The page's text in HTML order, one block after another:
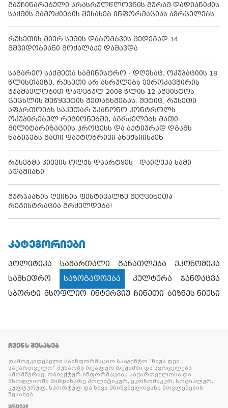
გაუჩინარებული არასრულწლოვნის გურამ დადიანიძის
საქმის გამოძიების შესახებ ინფორმაციას ავრცელებს
რუსეთის მიერ სუმის დაბომბვის შედეგად 14
მშვიდობიანი მოქალაქე დაშავდა
საგარეო საქმეთა სამინისტრო - დღესაც, ოკუპაციის 18
წლისთავზე, რუსეთი არ ასრულებს ევროკავშირის
შუამავლობით დადებულ 2008 წლის 12 აგვისტოს
ცეცხლის შეწყვეტის შეთანხმებას. მეტიც, რუსეთი
აფართოებს საკუთარ უკანონო კონტროლს
ოკუპირებულ რეგიონებში, აგრძელებს მათი
მილიტარიზაციის პროცესს და აქტიურად დგამს
ნაბიჯებს მათი ფაქტობრივი ანექსიისკენ
რუსებმა კიევის ოლქს დაარტყეს - დაიღუპა სამი
ადამიანი
გურჯაანის ღვინის ფესტივალზე მეღვინეთა
რეგისტრაცია გრძელდება!
ᲙᲐᲢᲔᲒᲝᲠᲘᲔᲑᲘ
პოლიტიკა სამართალი განათლება
ეკონომიკა
სამხედრო
საზოგადოება კულტურა
ჯანდაცვა
სპორტი მსოფლიო ინტერვიუ ჩინეთი ბიზნეს ნიუსი
ᲩᲕᲔᲜᲡ ᲨᲔᲡᲐᲮᲔᲑ
დამოუკიდებელი საინფორმაციო სააგენტო “ნიუს დეი
საქართველო” მუშაობს რეალურ რეჟიმში და ავრცელებს
ამომწურავ, ობიექტურ ინფორმაციას საქართველოსა და
მსოფლიოში მიმდინარე პოლიტიკურ, ეკონომიკურ, სოციალურ,
კულტურულ, სპორტულ და სხვა მნიშვნელოვანი მოვლენების
შესახებ.
ᲕᲠᲪᲚᲐᲓ